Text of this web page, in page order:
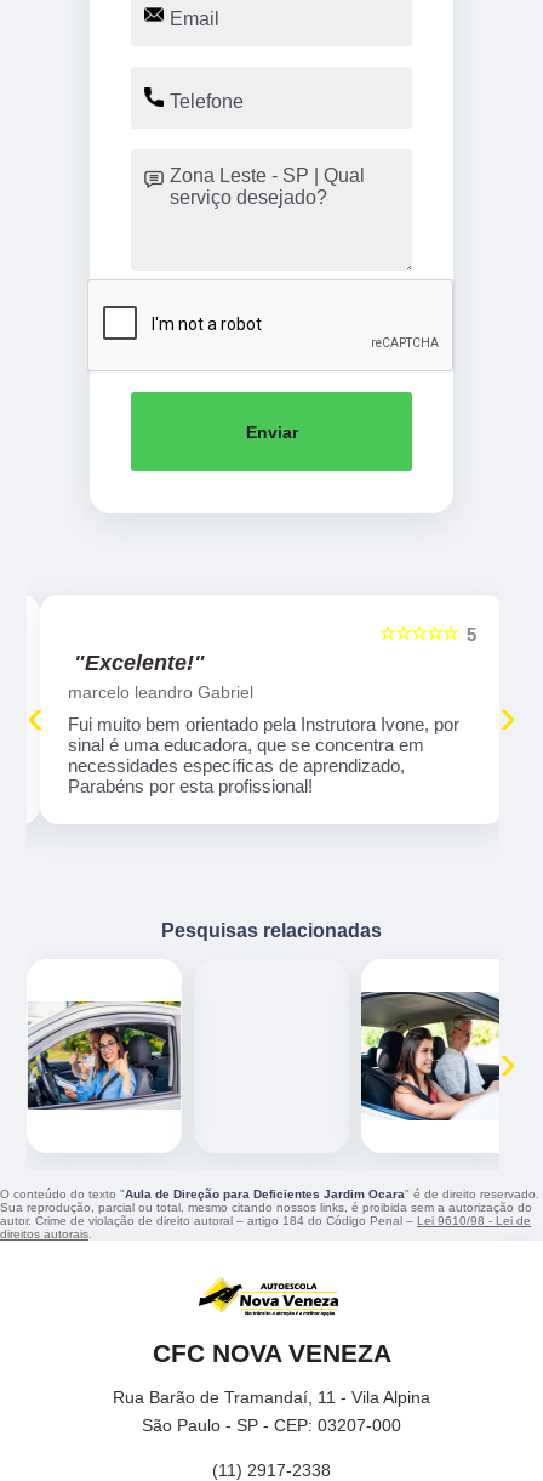
Enviar
5
☆☆☆☆☆
"Excelente!"
marcelo leandro Gabriel
Fui muito bem orientado pela Instrutora Ivone, por
sinal é uma educadora, que se concentra em
necessidades específicas de aprendizado,
Parabéns por esta profissional!
‹ ›
Pesquisas relacionadas
‹ ›
O conteúdo do texto "Aula de Direção para Deficientes Jardim Ocara" é de direito reservado.
Sua reprodução, parcial ou total, mesmo citando nossos links, é proibida sem a autorização do
autor. Crime de violação de direito autoral – artigo 184 do Código Penal – Lei 9610/98 - Lei de
direitos autorais
CFC NOVA VENEZA
Rua Barão de Tramandaí, 11 - Vila Alpina
São Paulo - SP - CEP: 03207-000
(11) 2917-2338